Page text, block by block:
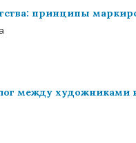
принципы
между художниками